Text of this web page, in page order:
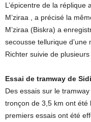
L’épicentre de la
M’ziraa , a précisé la
M’ziraa (Biskra) a
secousse tellurique d’une
Richter suivie de plusieurs
Essai de tramway de
Des essais sur le
tronçon de 3,5 km ont été
premiers essais ont été